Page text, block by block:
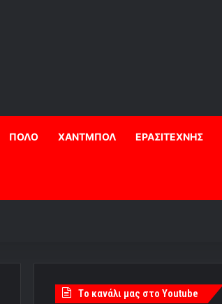
ΠΟΛΟ ΧΑΝΤΜΠΟΛ ΕΡΑΣΙΤΕΧΝΗΣ
Tο κανάλι μας στο Youtube